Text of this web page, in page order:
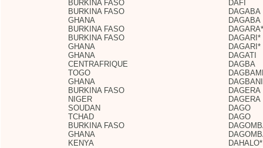
BURKINA FASO
DAFI
BURKINA FASO
DAGABA
GHANA
DAGABA
BURKINA FASO
DAGARA*
BURKINA FASO
DAGARI*
GHANA
DAGARI*
GHANA
DAGATI
CENTRAFRIQUE
DAGBA
TOGO
GHANA
DAGBANI
BURKINA FASO
DAGERA
NIGER
DAGERA
SOUDAN
DAGO
TCHAD
DAGO
BURKINA FASO
GHANA
KENYA
DAHALO*